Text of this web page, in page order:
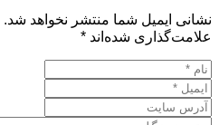
نشانی ایمیل شما منتشر نخواهد شد.
علامت‌گذاری شده‌اند *